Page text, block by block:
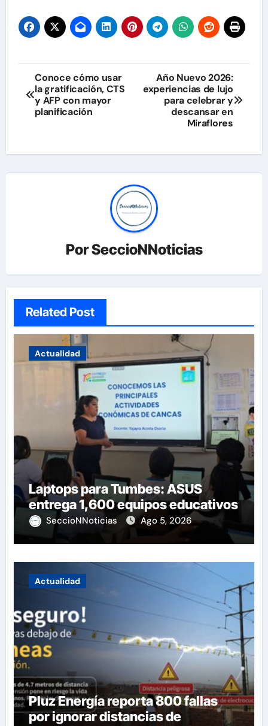
Navegación
de
entradas
Conoce cómo usar
la gratificación, CTS
y AFP con mayor
planificación
Año Nuevo 2026:
experiencias de lujo
para celebrar y
descansar en
Miraflores
PorSeccioNNoticias
Related Post
Actualidad
Laptops para Tumbes: ASUS
entrega 1,600 equipos educativos
SeccioNNoticias Ago 5, 2026
Actualidad
Pluz Energía reporta 800 fallas
por ignorar distancias de